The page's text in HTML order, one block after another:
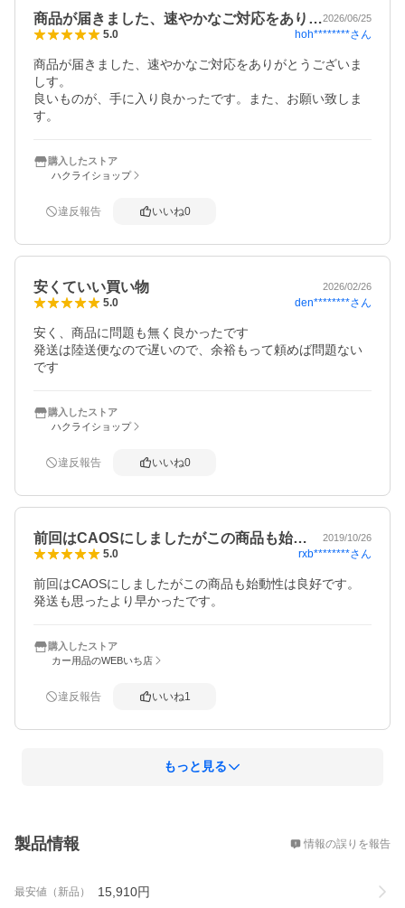
商品が届きました、速やかなご対応をあり…2026/06/25
5.0 hoh********さん
商品が届きました、速やかなご対応をありがとうございま
しす。
良いものが、手に入り良かったです。また、お願い致しま
す。
購入したストア
ハクライショップ
違反報告 いいね0
安くていい買い物 2026/02/26
5.0 den********さん
安く、商品に問題も無く良かったです
発送は陸送便なので遅いので、余裕もって頼めば問題ない
です
購入したストア
ハクライショップ
違反報告 いいね0
前回はCAOSにしましたがこの商品も始… 2019/10/26
5.0 rxb********さん
前回はCAOSにしましたがこの商品も始動性は良好です。
発送も思ったより早かったです。
購入したストア
カー用品のWEBいち店
違反報告 いいね1
もっと見る
製品情報 情報の誤りを報告
最安値（新品） 15,910円